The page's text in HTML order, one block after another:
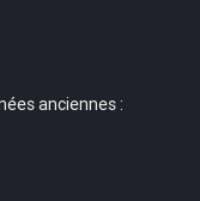
anciennes :